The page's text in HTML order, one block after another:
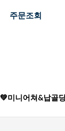
주문조회
💚미니어쳐&납골